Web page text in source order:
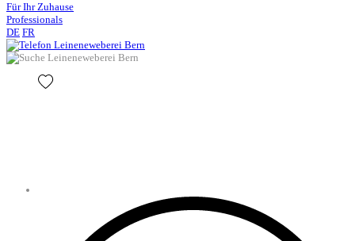
Für Ihr Zuhause
Professionals
DE FR